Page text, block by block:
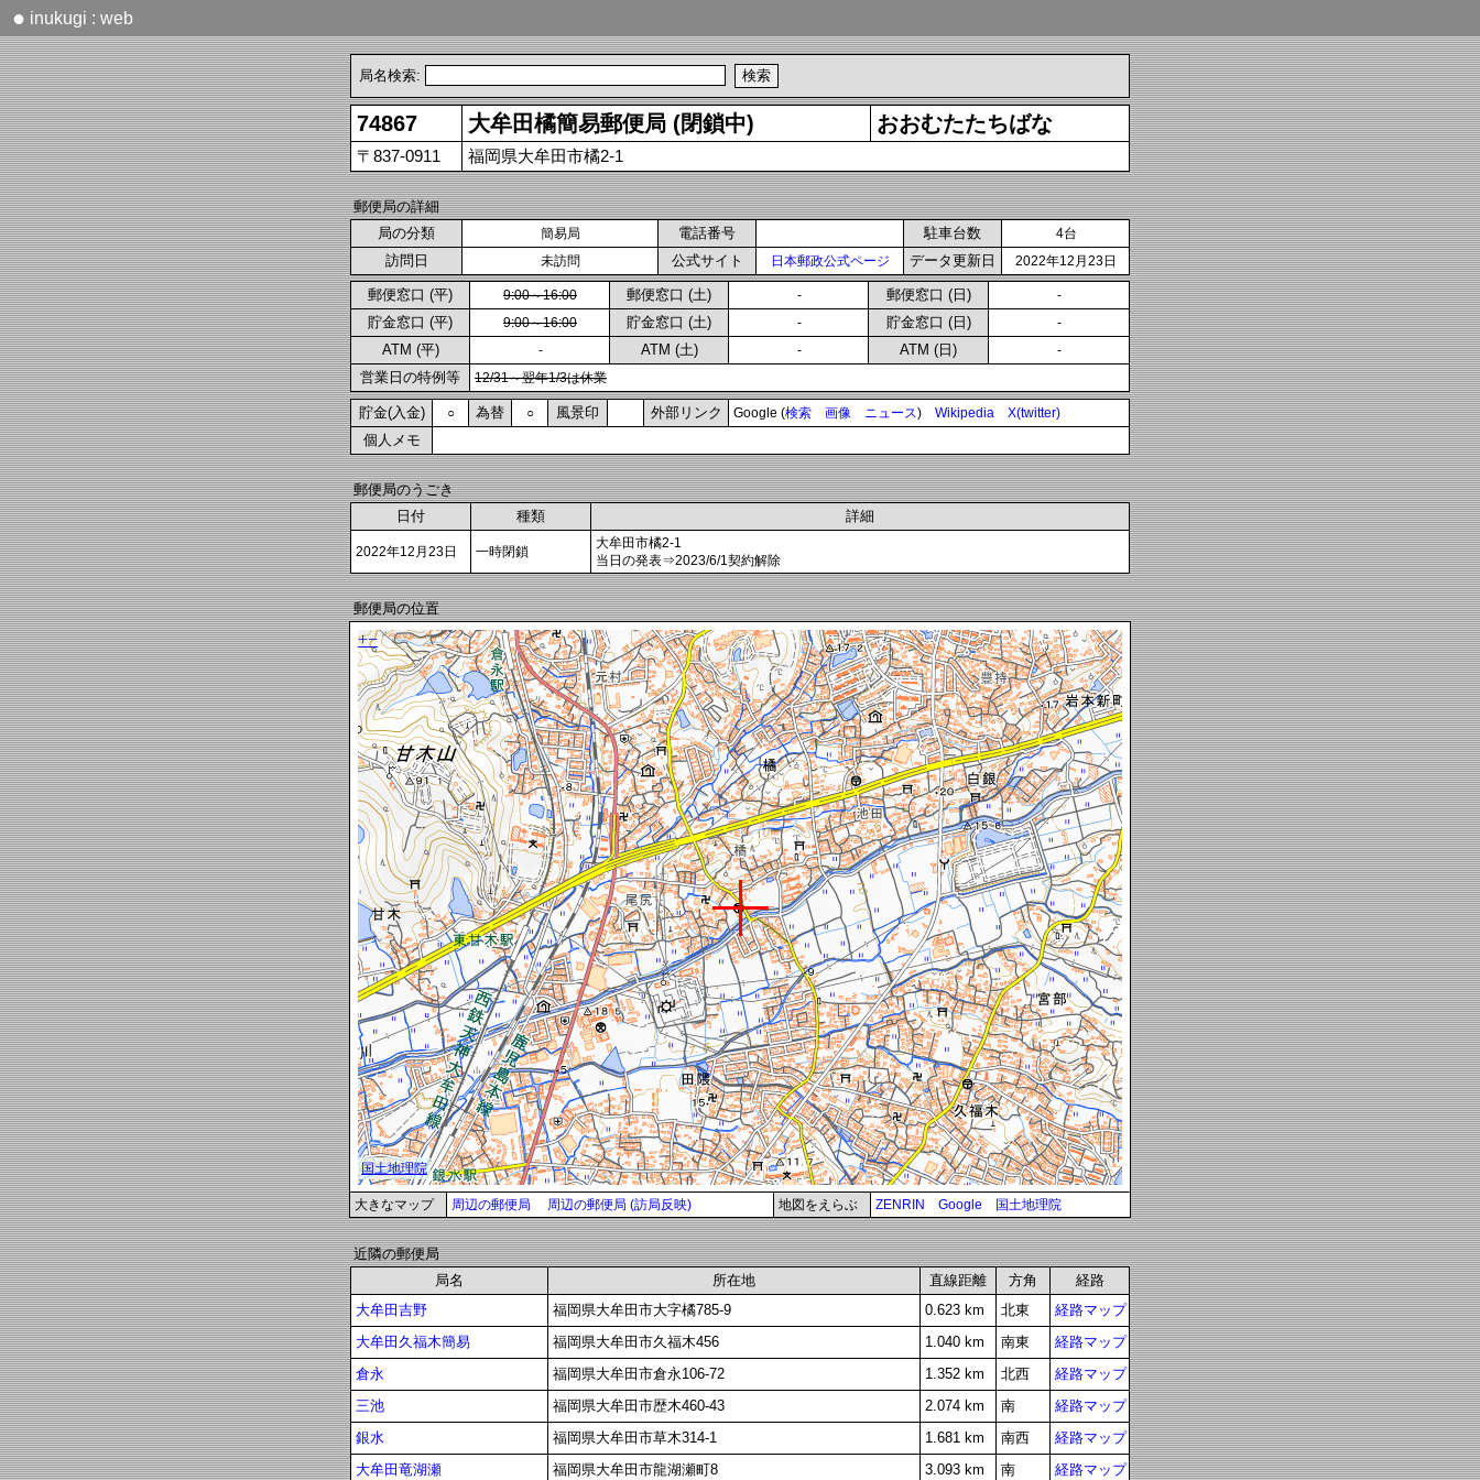
● inukugi : web
局名検索:
74867 大牟田橘簡易郵便局 (閉鎖中) おおむたたちばな
〒837-0911 福岡県大牟田市橘2-1
郵便局の詳細
局の分類
簡易局 電話番号 駐車台数 4台
訪問日 未訪問 公式サイト 日本郵政公式ページ データ更新日 2022年12月23日
郵便窓口 (平) 9:00～16:00 郵便窓口 (土) - 郵便窓口 (日) -
貯金窓口 (平) 9:00～16:00 貯金窓口 (土) - 貯金窓口 (日) -
ATM (平) - ATM (土) - ATM (日) -
営業日の特例等 12/31～翌年1/3は休業
貯金(入金) ○ 為替 ○ 風景印 外部リンク Google (検索 画像 ニュース) Wikipedia X(twitter)
個人メモ
郵便局のうごき
日付
種類 詳細
2022年12月23日 一時閉鎖
大牟田市橘2-1
当日の発表⇒2023/6/1契約解除
郵便局の位置
大きなマップ 周辺の郵便局 周辺の郵便局 (訪局反映) 地図をえらぶ ZENRIN Google 国土地理院
近隣の郵便局
局名
所在地 直線距離 方角
経路
大牟田吉野
福岡県大牟田市大字橘785-9 0.623 km 北東
経路マップ
大牟田久福木簡易
福岡県大牟田市久福木456 1.040 km 南東
経路マップ
倉永
福岡県大牟田市倉永106-72 1.352 km 北西
経路マップ
三池
福岡県大牟田市歴木460-43 2.074 km 南
経路マップ
銀水
福岡県大牟田市草木314-1 1.681 km 南西
経路マップ
大牟田竜湖瀬
福岡県大牟田市龍湖瀬町8 3.093 km 南 経路マップ